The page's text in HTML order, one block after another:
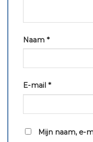
Naam *
E-mail *
Mijn naam, e-